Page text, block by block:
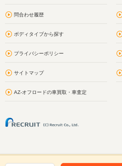
問合わせ履歴
ボディタイプから探す
プライバシーポリシー
サイトマップ
AZ-オフロードの車買取・車査定